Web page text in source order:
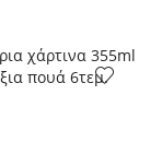
μονόχρωμο
1,37x2,74m